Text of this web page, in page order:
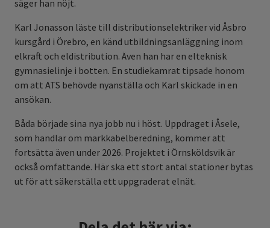
säger han nöjt.
Karl Jonasson läste till distributionselektriker vid Åsbro
kursgård i Örebro, en känd utbildningsanläggning inom
elkraft och eldistribution. Även han har en elteknisk
gymnasielinje i botten. En studiekamrat tipsade honom
om att ATS behövde nyanställa och Karl skickade in en
ansökan.
Båda började sina nya jobb nu i höst. Uppdraget i Åsele,
som handlar om markkabelberedning, kommer att
fortsätta även under 2026. Projektet i Örnsköldsvik är
också omfattande. Här ska ett stort antal stationer bytas
ut för att säkerställa ett uppgraderat elnät.